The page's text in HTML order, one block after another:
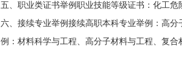
五、职业类证书举例职业技能等级证书：化工危
六、接续专业举例接续高职本科专业举例：高
例：材料科学与工程、高分子材料与工程、复合